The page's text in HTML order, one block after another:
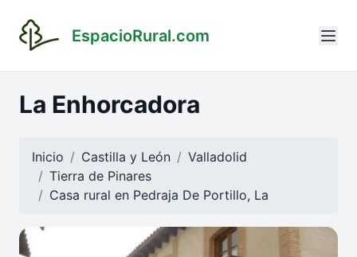
EspacioRural.com
La Enhorcadora
Inicio Castilla y León
Valladolid
Tierra de Pinares
Casa rural en Pedraja De Portillo, La